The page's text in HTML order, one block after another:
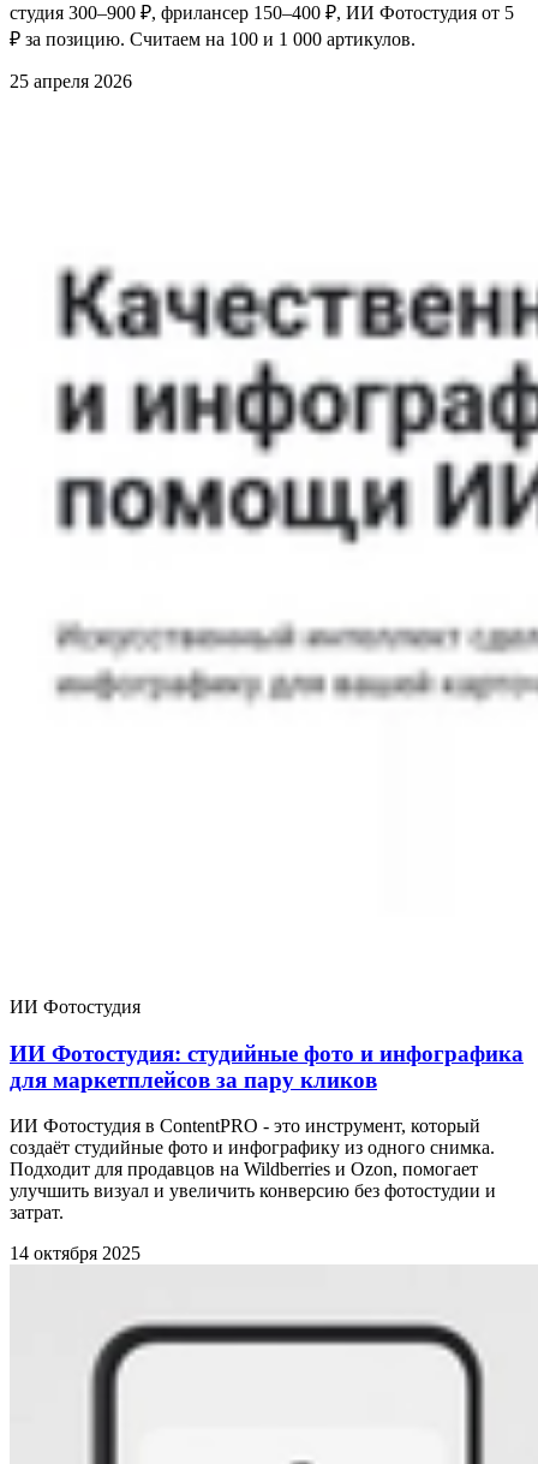
студия 300–900 ₽, фрилансер 150–400 ₽, ИИ Фотостудия от 5
₽ за позицию. Считаем на 100 и 1 000 артикулов.
25 апреля 2026
ИИ Фотостудия
ИИ Фотостудия: студийные фото и инфографика
для маркетплейсов за пару кликов
ИИ Фотостудия в ContentPRO - это инструмент, который
создаёт студийные фото и инфографику из одного снимка.
Подходит для продавцов на Wildberries и Ozon, помогает
улучшить визуал и увеличить конверсию без фотостудии и
затрат.
14 октября 2025